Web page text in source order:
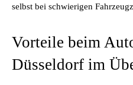
selbst bei schwierigen
Vorteile beim
Düsseldorf im